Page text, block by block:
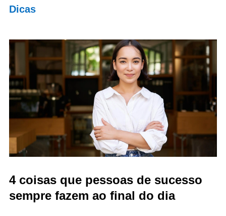
Dicas
4 coisas que pessoas de sucesso
sempre fazem ao final do dia